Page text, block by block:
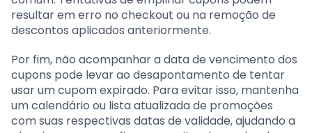
resultar em erro no checkout ou na remoção de
descontos aplicados anteriormente.
Por fim, não acompanhar a data de vencimento dos
cupons pode levar ao desapontamento de tentar
usar um cupom expirado. Para evitar isso, mantenha
um calendário ou lista atualizada de promoções
com suas respectivas datas de validade, ajudando a